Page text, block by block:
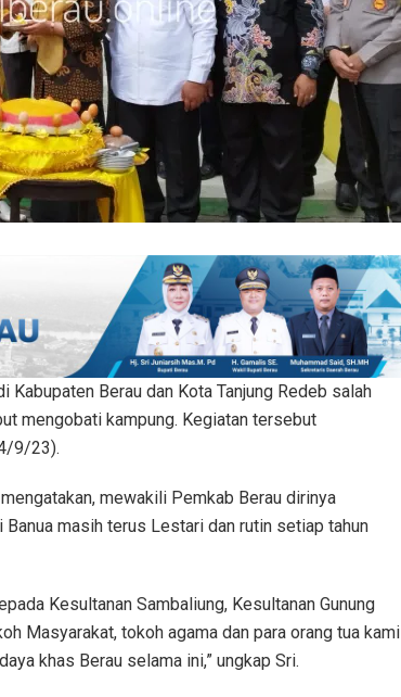
Kabupaten Berau dan Kota Tanjung Redeb salah
mengobati kampung. Kegiatan tersebut
9/23).
mewakili Pemkab Berau dirinya
masih terus Lestari dan rutin setiap tahun
Kesultanan Sambaliung, Kesultanan Gunung
Masyarakat, tokoh agama dan para orang tua kami
khas Berau selama ini,” ungkap Sri.